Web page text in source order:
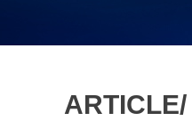
ARTICLE/